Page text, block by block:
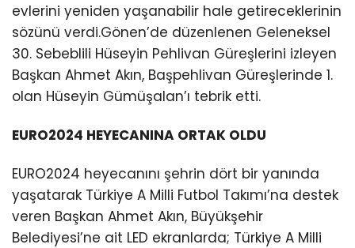
evlerini yeniden yaşanabilir hale getireceklerinin
sözünü verdi.Gönen’de düzenlenen Geleneksel
30. Sebeblili Hüseyin Pehlivan Güreşlerini izleyen
Başkan Ahmet Akın, Başpehlivan Güreşlerinde 1.
olan Hüseyin Gümüşalan’ı tebrik etti.
EURO2024 HEYECANINA ORTAK OLDU
EURO2024 heyecanını şehrin dört bir yanında
yaşatarak Türkiye A Milli Futbol Takımı’na destek
veren Başkan Ahmet Akın, Büyükşehir
Belediyesi’ne ait LED ekranlarda; Türkiye A Milli